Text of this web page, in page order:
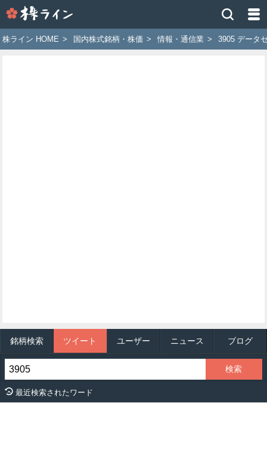
イ
ン
株ライン HOME > 国内株式銘柄・株価 > 情報・通信業 > 3905 データ
銘柄検索 ツイート ユーザー ニュース ブログ
最近検索されたワード